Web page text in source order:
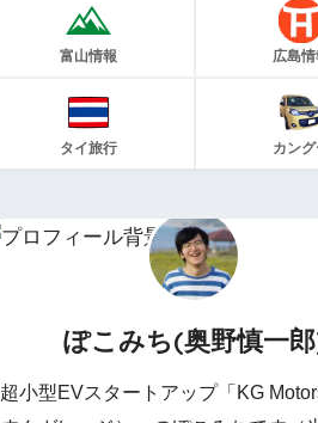
富山情報 広島情
タイ旅行 カン
ぽこみち(奥野慎一
超小型EVスタートアップ「KG